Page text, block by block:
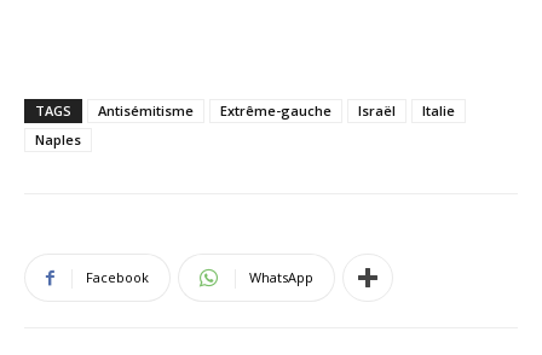
TAGS Antisémitisme Extrême-gauche Israël
Italie
Naples
Facebook WhatsApp